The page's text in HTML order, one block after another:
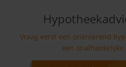
Vraag eerst een oriënterend
een onafhankelijke